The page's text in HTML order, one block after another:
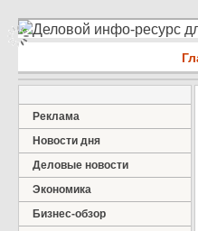
Деловой инфо-ресурс
Реклама
Новости дня
Деловые новости
Экономика
Бизнес-обзор